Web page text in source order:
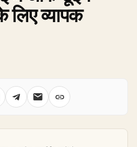
व्यापक